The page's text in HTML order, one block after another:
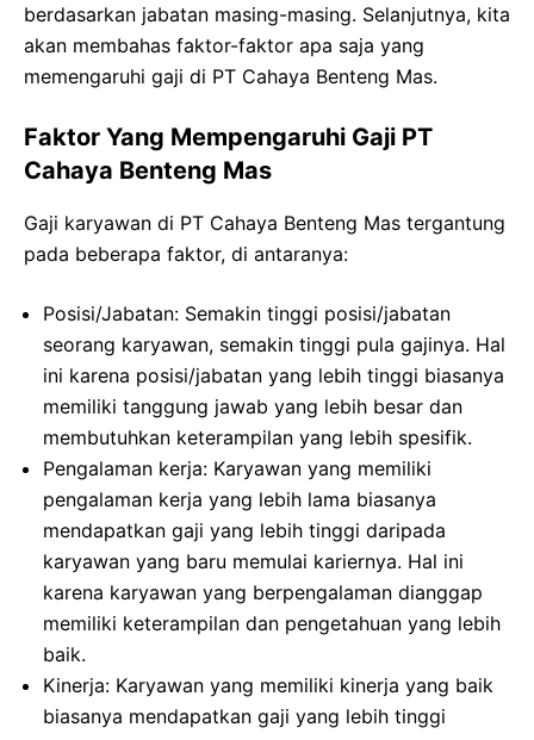
berdasarkan jabatan masing-masing. Selanjutnya, kita
akan membahas faktor-faktor apa saja yang
memengaruhi gaji di PT Cahaya Benteng Mas.
Faktor Yang Mempengaruhi Gaji PT
Cahaya Benteng Mas
Gaji karyawan di PT Cahaya Benteng Mas tergantung
pada beberapa faktor, di antaranya:
Posisi/Jabatan: Semakin tinggi posisi/jabatan
seorang karyawan, semakin tinggi pula gajinya. Hal
ini karena posisi/jabatan yang lebih tinggi biasanya
memiliki tanggung jawab yang lebih besar dan
membutuhkan keterampilan yang lebih spesifik.
Pengalaman kerja: Karyawan yang memiliki
pengalaman kerja yang lebih lama biasanya
mendapatkan gaji yang lebih tinggi daripada
karyawan yang baru memulai kariernya. Hal ini
karena karyawan yang berpengalaman dianggap
memiliki keterampilan dan pengetahuan yang lebih
baik.
Kinerja: Karyawan yang memiliki kinerja yang baik
biasanya mendapatkan gaji yang lebih tinggi